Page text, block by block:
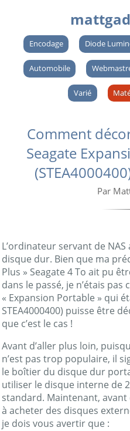
Encodage Diode
Automobile
Varié
Comment
Seagate
Par
L’ordinateur servant de
disque dur. Bien que ma
Plus » Seagate 4 To ait pu
dans le passé, je n’étais
« Expansion Portable » qui
STEA4000400) puisse être
que c’est le cas !
Avant d’aller plus loin,
n’est pas trop populaire, il
le boîtier du disque dur
utiliser le disque interne de
standard. Maintenant, avant
à acheter des disques
je dois vous avertir que :